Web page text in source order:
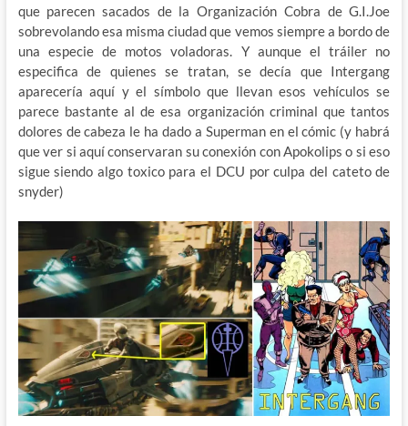
que parecen sacados de la Organización Cobra de G.I.Joe
sobrevolando esa misma ciudad que vemos siempre a bordo de
una especie de motos voladoras. Y aunque el tráiler no
especifica de quienes se tratan, se decía que Intergang
aparecería aquí y el símbolo que llevan esos vehículos se
parece bastante al de esa organización criminal que tantos
dolores de cabeza le ha dado a Superman en el cómic (y habrá
que ver si aquí conservaran su conexión con Apokolips o si eso
sigue siendo algo toxico para el DCU por culpa del cateto de
snyder)